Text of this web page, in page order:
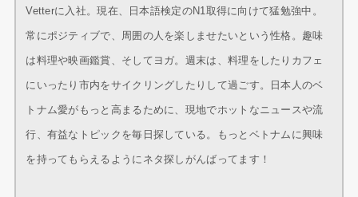
Vetterに入社。現在、日本語検定のN1取得に向けて猛勉強中。
常にポジティブで、周囲の人を楽しませたいという性格。趣味
は料理や映画鑑賞、そしてヨガ。週末は、料理をしたりカフェ
にいったり市内をサイクリングしたりして過ごす。日本人のベ
トナム愛がもっと高まるために、現地でホットなニュースや流
行、有益なトピックを毎日探している。もっとベトナムに興味
を持ってもらえるようにネタ探しがんばってます！